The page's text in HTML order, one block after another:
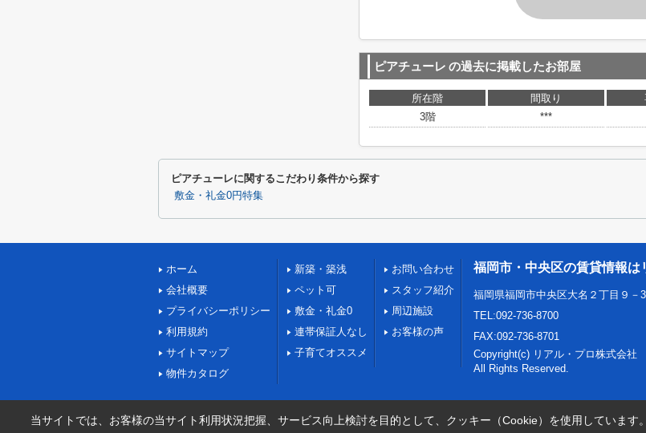
ピアチューレ の過去に掲載したお部屋
所在階 間取り
3階
***
ピアチューレに関するこだわり条件から探す
敷金・礼金0円特集
ホーム
会社概要
プライバシーポリシー
利用規約
サイトマップ
物件カタログ
新築・築浅
ペット可
敷金・礼金0
連帯保証人なし
子育てオススメ
お問い合わせ
スタッフ紹介
周辺施設
お客様の声
福岡市・中央区の賃貸情報は
福岡県福岡市中央区大名２丁目９－
TEL:092-736-8700
FAX:092-736-8701
Copyright(c) リアル・プロ株式会社
All Rights Reserved.
当サイトでは、お客様の当サイト利用状況把握、サービス向上検討を目的として、クッキー（Cookie）を使用しています。